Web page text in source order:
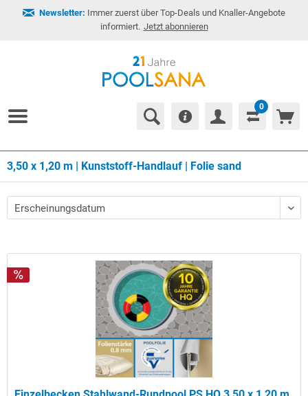
Newsletter: Immer zuerst über Top-Deals und Knaller-Angebote
informiert. Jetzt abonnieren
0
3,50 x 1,20 m | Kunststoff-Handlauf | Folie sand